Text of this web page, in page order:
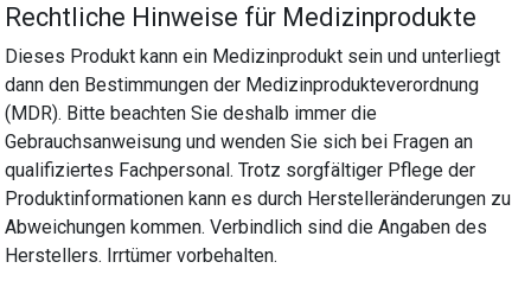
Rechtliche Hinweise für Medizinprodukte
Dieses Produkt kann ein Medizinprodukt sein und unterliegt
dann den Bestimmungen der Medizinprodukteverordnung
(MDR). Bitte beachten Sie deshalb immer die
Gebrauchsanweisung und wenden Sie sich bei Fragen an
qualifiziertes Fachpersonal. Trotz sorgfältiger Pflege der
Produktinformationen kann es durch Herstelleränderungen zu
Abweichungen kommen. Verbindlich sind die Angaben des
Herstellers. Irrtümer vorbehalten.